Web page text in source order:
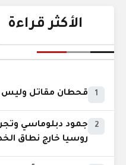
الأكثر قراءة
1 قحطان مقاتل وليس
2
جمود دبلوماسي
روسيا خارج نطاق